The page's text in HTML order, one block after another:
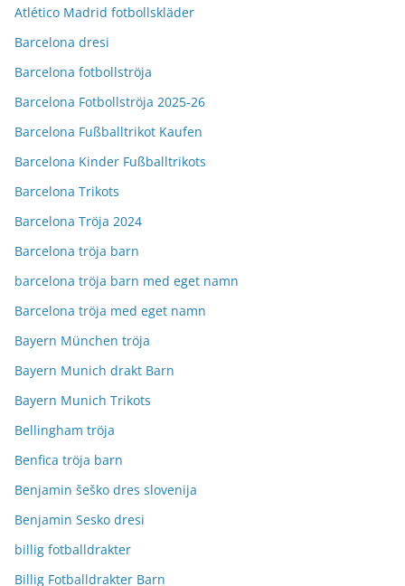
Atlético Madrid fotbollskläder
Barcelona dresi
Barcelona fotbollströja
Barcelona Fotbollströja 2025-26
Barcelona Fußballtrikot Kaufen
Barcelona Kinder Fußballtrikots
Barcelona Trikots
Barcelona Tröja 2024
Barcelona tröja barn
barcelona tröja barn med eget namn
Barcelona tröja med eget namn
Bayern München tröja
Bayern Munich drakt Barn
Bayern Munich Trikots
Bellingham tröja
Benfica tröja barn
Benjamin šeško dres slovenija
Benjamin Sesko dresi
billig fotballdrakter
Billig Fotballdrakter Barn